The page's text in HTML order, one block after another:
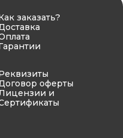
заказать?
оферты
и